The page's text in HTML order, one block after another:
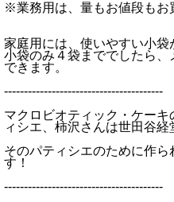
※業務用は、量もお値段もお
家庭用には、使いやすい小袋
小袋のみ４袋まででしたら、
できます。
----------------------------------------
マクロビオティック・ケー
ィシエ、柿沢さんは世田谷経
そのパティシエのために作
す！
----------------------------------------